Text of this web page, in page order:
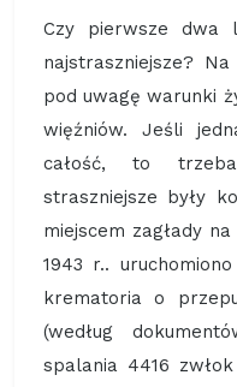
Czy pierwsze dwa
najstraszniejsze?
pod uwagę warunki
więźniów. Jeśli
całość, to
straszniejsze były
miejscem zagłady
1943 r..
krematoria o
(według
spalania 4416